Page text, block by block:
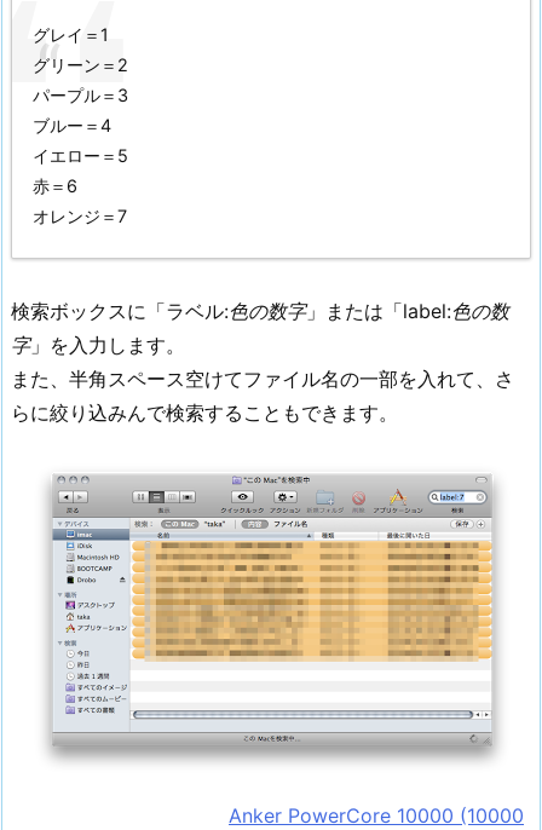
グレイ＝1
グリーン＝2
パープル＝3
ブルー＝4
イエロー＝5
赤＝6
オレンジ＝7
検索ボックスに「ラベル:色の数字」または「label:色の数
字」を入力します。
また、半角スペース空けてファイル名の一部を入れて、さ
らに絞り込みんで検索することもできます。
Anker PowerCore 10000 (10000